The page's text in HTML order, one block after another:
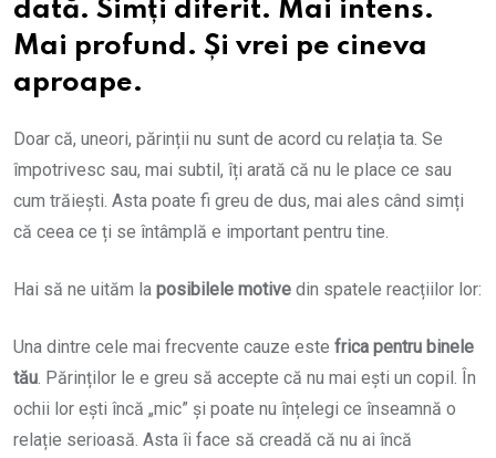
dată. Simți diferit. Mai intens.
Mai profund. Și vrei pe cineva
aproape.
Doar că, uneori, părinții nu sunt de acord cu relația ta. Se
împotrivesc sau, mai subtil, îți arată că nu le place ce sau
cum trăiești. Asta poate fi greu de dus, mai ales când simți
că ceea ce ți se întâmplă e important pentru tine.
Hai să ne uităm la posibilele motive din spatele reacțiilor lor:
Una dintre cele mai frecvente cauze este frica pentru binele
tău. Părinților le e greu să accepte că nu mai ești un copil. În
ochii lor ești încă „mic” și poate nu înțelegi ce înseamnă o
relație serioasă. Asta îi face să creadă că nu ai încă